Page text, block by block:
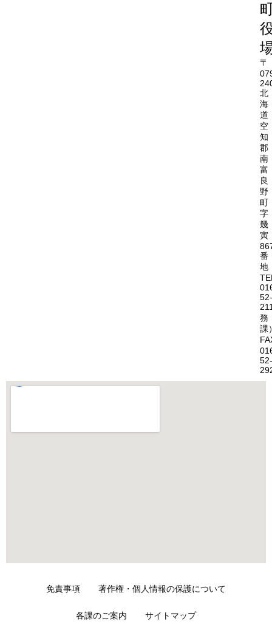
〒
北
海
道
空
知
郡
南
富
良
野
町
字
幾
寅
番
地
52-
務
課
52-
免責事項 著作権・個人情報の保護について
各課のご案内 サイトマップ